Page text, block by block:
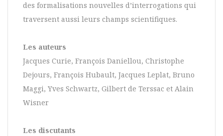
des formalisations nouvelles d’interrogations qui
traversent aussi leurs champs scientifiques.
Les auteurs
Jacques Curie, François Daniellou, Christophe
Dejours, François Hubault, Jacques Leplat, Bruno
Maggi, Yves Schwartz, Gilbert de Terssac et Alain
Wisner
Les discutants